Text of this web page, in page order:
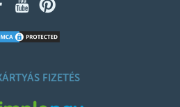
FIZETÉS